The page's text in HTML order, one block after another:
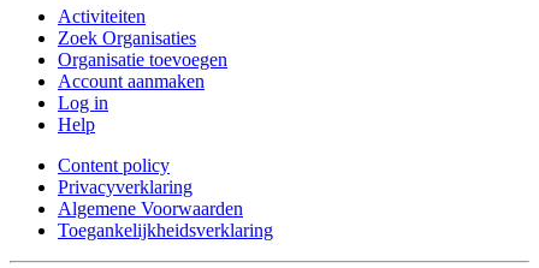
Activiteiten
Zoek Organisaties
Organisatie toevoegen
Account aanmaken
Log in
Help
Content policy
Privacyverklaring
Algemene Voorwaarden
Toegankelijkheidsverklaring